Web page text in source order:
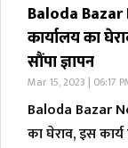
Baloda Bazar
कार्यालय का
सौंपा ज्ञापन
Mar 15, 2023 | 06:17
Baloda Bazar
का घेराव, इस